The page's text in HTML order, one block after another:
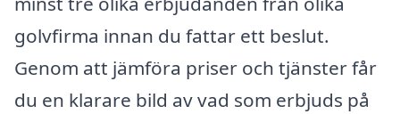
golvfirma innan du fattar ett beslut.
Genom att jämföra priser och tjänster får
du en klarare bild av vad som erbjuds på